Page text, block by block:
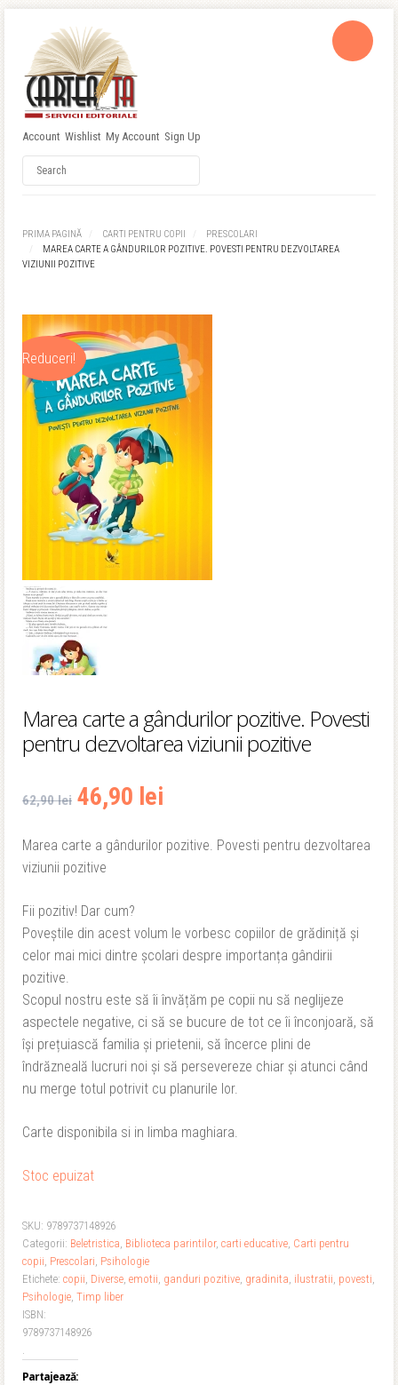
Account Wishlist My Account Sign Up
PRIMA PAGINĂ CARTI PENTRU COPII
PRESCOLARI
MAREA CARTE A GÂNDURILOR POZITIVE. POVESTI PENTRU DEZVOLTAREA
VIZIUNII POZITIVE
Reduceri!
Marea carte a gândurilor pozitive. Povesti
pentru dezvoltarea viziunii pozitive
62,90lei Prețul
inițial
a
fost:
62,90 lei.
46,90 lei
curent
Marea carte a gândurilor pozitive. Povesti pentru dezvoltarea
viziunii pozitive
Fii pozitiv! Dar cum?
Poveștile din acest volum le vorbesc copiilor de grădiniță și
celor mai mici dintre școlari despre importanța gândirii
pozitive.
Scopul nostru este să îi învățăm pe copii nu să neglijeze
aspectele negative, ci să se bucure de tot ce îi înconjoară, să
își prețuiască familia și prietenii, să încerce plini de
îndrăzneală lucruri noi și să persevereze chiar și atunci când
nu merge totul potrivit cu planurile lor.
Carte disponibila si in limba maghiara.
Stoc epuizat
SKU: 9789737148926
Categorii: Beletristica Biblioteca parintilor, carti educative Carti pentru
copii Prescolari Psihologie
Etichete: copii Diverse emotii ganduri pozitive gradinita ilustratii povesti
Psihologie Timp liber
ISBN:
9789737148926
Partajează:
Remember Me